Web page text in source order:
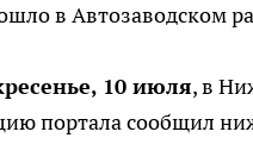
в Автозаводском
10 июля, в
портала сообщил